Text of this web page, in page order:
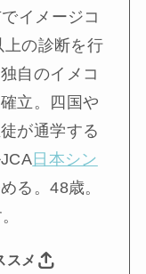
イメージコ
上の診断を行
自のイメコ
立。四国や
が通学する
日本シン
る。48歳。
スメ